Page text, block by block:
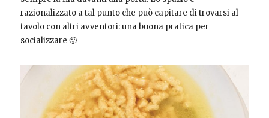
razionalizzato a tal punto che può capitare di trovarsi al
tavolo con altri avventori: una buona pratica per
socializzare 🙂